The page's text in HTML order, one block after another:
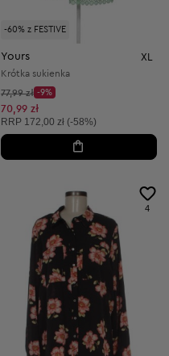
-60% z FESTIVE
Yours XL
Krótka sukienka
Cena początkowa:
77,99 zł
Discount Price:
-9%
Obniżona cena:
70,99 zł
Cena sugerowana:
RRP 172,00 zł (-58%)
4